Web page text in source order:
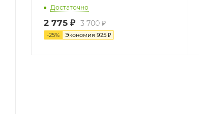
Достаточно
2 775 ₽ 3 700 ₽
-25% Экономия 925 ₽